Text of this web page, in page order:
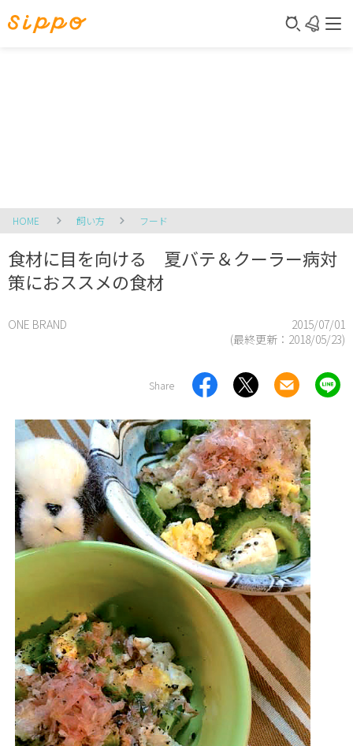
HOME 飼い方 フード
食材に目を向ける 夏バテ＆クーラー病対
策におススメの食材
ONE BRAND
2015/07/01
(最終更新： 2018/05/23)
Share